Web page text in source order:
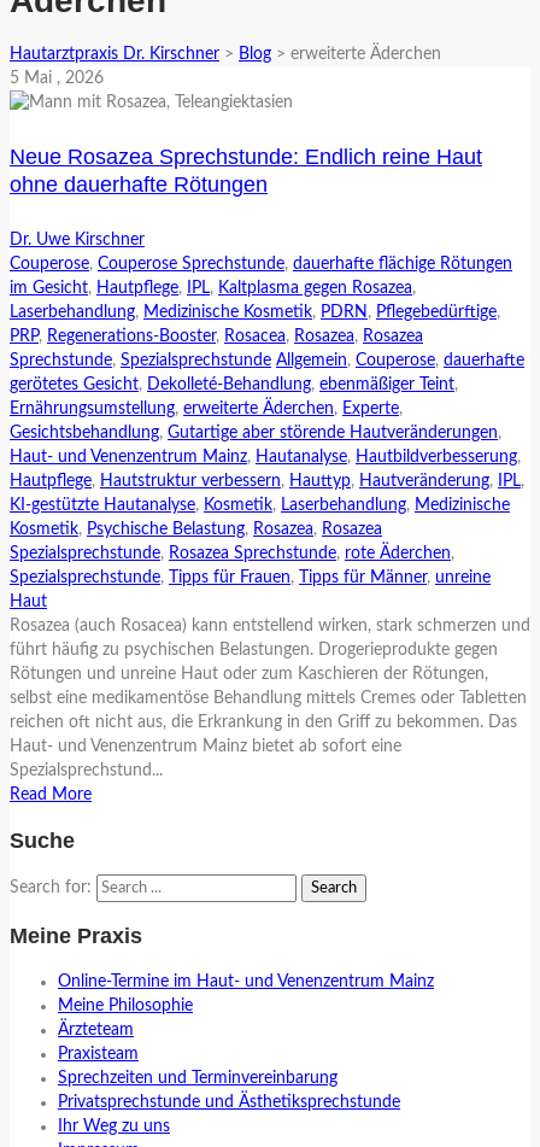
Hautarztpraxis Dr. Kirschner > Blog > erweiterte Äderchen
5 Mai , 2026
Neue Rosazea Sprechstunde: Endlich reine Haut
ohne dauerhafte Rötungen
Dr. Uwe Kirschner
Couperose, Couperose Sprechstunde, dauerhafte flächige Rötungen
im Gesicht, Hautpflege, IPL, Kaltplasma gegen Rosazea,
Laserbehandlung, Medizinische Kosmetik, PDRN , Pflegebedürftige,
PRP, Regenerations-Booster, Rosacea, Rosazea, Rosazea
Sprechstunde, Spezialsprechstunde Allgemein, Couperose, dauerhafte
gerötetes Gesicht, Dekolleté-Behandlung, ebenmäßiger Teint,
Ernährungsumstellung, erweiterte Äderchen, Experte,
Gesichtsbehandlung, Gutartige aber störende Hautveränderungen,
Haut- und Venenzentrum Mainz, Hautanalyse, Hautbildverbesserung,
Hautpflege, Hautstruktur verbessern, Hauttyp, Hautveränderung, IPL,
KI-gestützte Hautanalyse, Kosmetik, Laserbehandlung, Medizinische
Kosmetik, Psychische Belastung, Rosazea, Rosazea
Spezialsprechstunde, Rosazea Sprechstunde, rote Äderchen,
Spezialsprechstunde, Tipps für Frauen, Tipps für Männer, unreine
Haut
Rosazea (auch Rosacea) kann entstellend wirken, stark schmerzen und
führt häufig zu psychischen Belastungen. Drogerieprodukte gegen
Rötungen und unreine Haut oder zum Kaschieren der Rötungen,
selbst eine medikamentöse Behandlung mittels Cremes oder Tabletten
reichen oft nicht aus, die Erkrankung in den Griff zu bekommen. Das
Haut- und Venenzentrum Mainz bietet ab sofort eine
Spezialsprechstund...
Read More
Suche
Search for:
Meine Praxis
Online-Termine im Haut- und Venenzentrum Mainz
Meine Philosophie
Ärzteteam
Praxisteam
Sprechzeiten und Terminvereinbarung
Privatsprechstunde und Ästhetiksprechstunde
Ihr Weg zu uns